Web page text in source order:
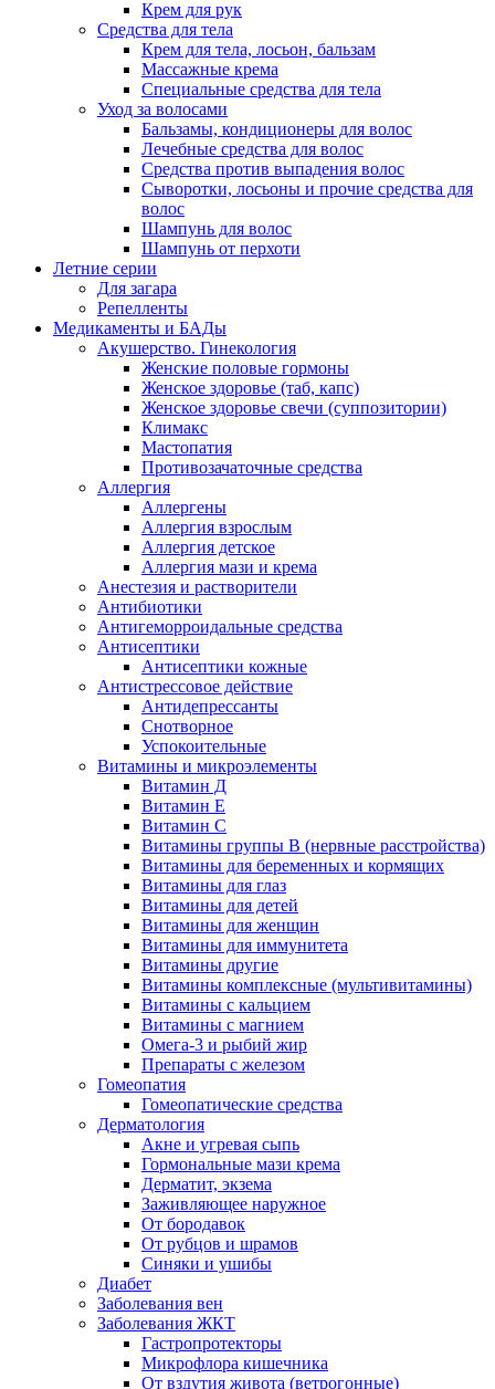
Крем для рук
Средства для тела
Крем для тела, лосьон, бальзам
Массажные крема
Специальные средства для тела
Уход за волосами
Бальзамы, кондиционеры для волос
Лечебные средства для волос
Средства против выпадения волос
Сыворотки, лосьоны и прочие средства для
волос
Шампунь для волос
Шампунь от перхоти
Летние серии
Для загара
Репелленты
Медикаменты и БАДы
Акушерство. Гинекология
Женские половые гормоны
Женское здоровье (таб, капс)
Женское здоровье свечи (суппозитории)
Климакс
Мастопатия
Противозачаточные средства
Аллергия
Аллергены
Аллергия взрослым
Аллергия детское
Аллергия мази и крема
Анестезия и растворители
Антибиотики
Антигеморроидальные средства
Антисептики
Антисептики кожные
Антистрессовое действие
Антидепрессанты
Снотворное
Успокоительные
Витамины и микроэлементы
Витамин Д
Витамин Е
Витамин С
Витамины группы В (нервные расстройства)
Витамины для беременных и кормящих
Витамины для глаз
Витамины для детей
Витамины для женщин
Витамины для иммунитета
Витамины другие
Витамины комплексные (мультивитамины)
Витамины с кальцием
Витамины с магнием
Омега-3 и рыбий жир
Препараты с железом
Гомеопатия
Гомеопатические средства
Дерматология
Акне и угревая сыпь
Гормональные мази крема
Дерматит, экзема
Заживляющее наружное
От бородавок
От рубцов и шрамов
Синяки и ушибы
Диабет
Заболевания вен
Заболевания ЖКТ
Гастропротекторы
Микрофлора кишечника
От вздутия живота (ветрогонные)